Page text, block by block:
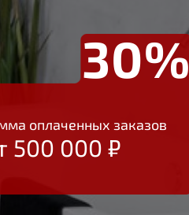
30%
оплаченных заказов
500 000 ₽